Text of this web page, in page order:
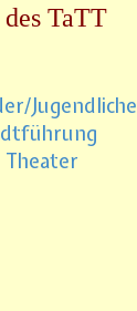
TaTT
Jugendliche